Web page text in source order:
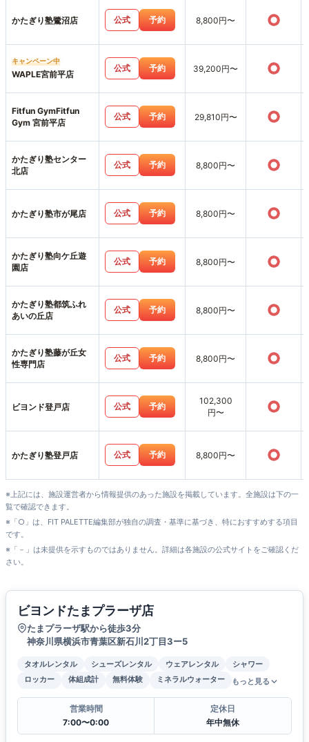
かたぎり塾鷺沼店 公式 予約 8,800円〜 ○
キャンペーン中
WAPLE宮前平店
公式 予約 39,200円〜 ○
Fitfun GymFitfun
Gym 宮前平店
公式 予約 29,810円〜 ○
かたぎり塾センター
北店
公式 予約 8,800円〜 ○
かたぎり塾市が尾店 公式 予約 8,800円〜 ○
かたぎり塾向ケ丘遊
園店
公式 予約 8,800円〜 ○
かたぎり塾都筑ふれ
あいの丘店
公式 予約 8,800円〜 ○
かたぎり塾藤が丘女
性専門店
公式 予約 8,800円〜 ○
ビヨンド登戸店 公式 予約
102,300
円〜
○
かたぎり塾登戸店 公式 予約 8,800円〜 ○
※上記には、施設運営者から情報提供のあった施設を掲載しています。全施設は下の一
覧で確認できます。
※「○」は、FIT PALETTE編集部が独自の調査・基準に基づき、特におすすめする項目
です。
※「－」は未提供を示すものではありません。詳細は各施設の公式サイトをご確認くだ
さい。
ビヨンドたまプラーザ店
たまプラーザ駅から徒歩3分
神奈川県横浜市青葉区新石川2丁目3ー5
タオルレンタル シューズレンタル ウェアレンタル
シャワー
ロッカー
体組成計 無料体験 ミネラルウォーター もっと見る
営業時間
7:00〜0:00
定休日
年中無休